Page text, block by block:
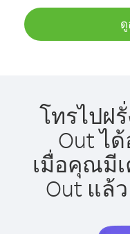
โทรไปฝ
Out ไ
เมื่อคุณมี
Out แล้